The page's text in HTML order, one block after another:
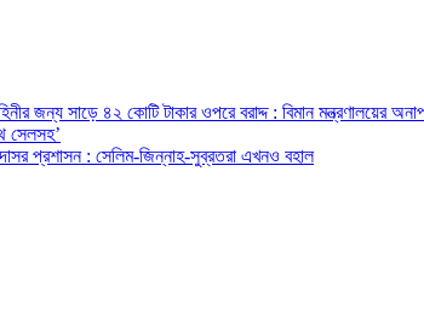
জন্য সাড়ে ৪২ কোটি টাকার ওপরে বরাদ্দ : বিমান মন্ত্রণালয়ের
সেলসহ’
দোসর প্রশাসন : সেলিম-জিন্নাহ-সুব্রতরা এখনও বহাল